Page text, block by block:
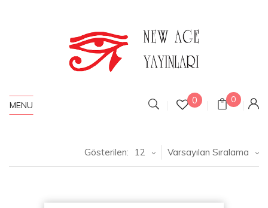
MENU 0 0
Varsayılan Sıralama
Gösterilen: 12